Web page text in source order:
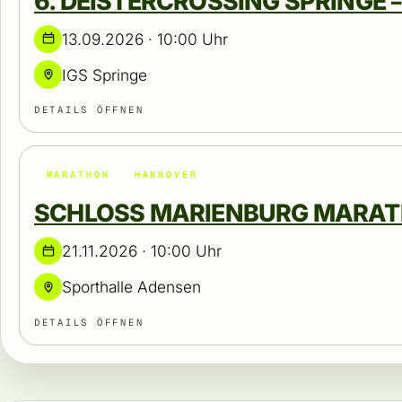
13.09.2026 · 10:00 Uhr
IGS Springe
DETAILS ÖFFNEN
MARATHON HANNOVER
SCHLOSS MARIENBURG
21.11.2026 · 10:00 Uhr
Sporthalle Adensen
DETAILS ÖFFNEN